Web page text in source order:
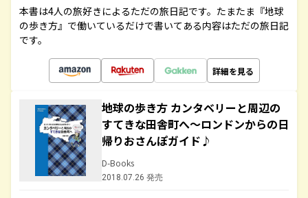
本書は4人の旅好きによるただの旅日記です。たまたま『地球
の歩き方』で働いているだけで書いてある内容はただの旅日記
です。
詳細を見る
地球の歩き方 カンタベリーと周辺の
すてきな田舎町へ～ロンドンからの日
帰りおさんぽガイド♪
D-Books
2018.07.26 発売